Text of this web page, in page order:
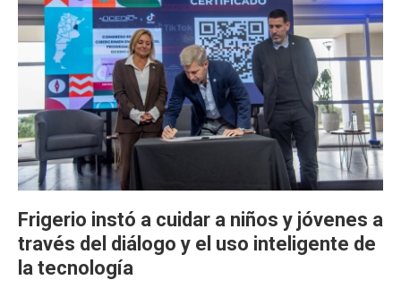
Frigerio instó a cuidar a niños y jóvenes a
través del diálogo y el uso inteligente de
la tecnología